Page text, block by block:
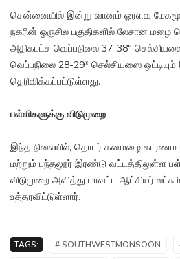
சென்னையில் இன்று வானம் ஓரளவு
நகரின் ஒருசில பகுதிகளில் லேசான மழை
அதிகபட்ச வெப்பநிலை 37-38°
வெப்பநிலை 28-29* செல்சியஸை ஒட்டியும்
தெரிவிக்கப்பட்டுள்ளது.
பள்ளிகளுக்கு விடுமுறை
இந்த நிலையில், தொடர் கனமழை காரணமாக
மற்றும் பந்தலூர் இரண்டு வட்டத்திலுள்ள
விடுமுறை அளித்து மாவட்ட ஆட்சியர்
உத்தரவிட்டுள்ளார்.
TAGS: # SOUTHWESTMONSOON